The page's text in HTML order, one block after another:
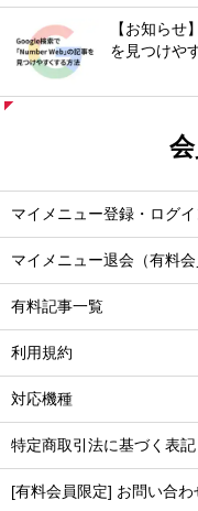
【お知ら
を見つけや
マイメニュー登録・ログイ
マイメニュー退会（有料会
有料記事一覧
利用規約
対応機種
特定商取引法に基づく表記
[有料会員限定] お問い合わ